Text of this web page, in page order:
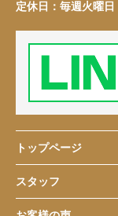
定休日： 毎週火曜日
トップページ
スタッフ